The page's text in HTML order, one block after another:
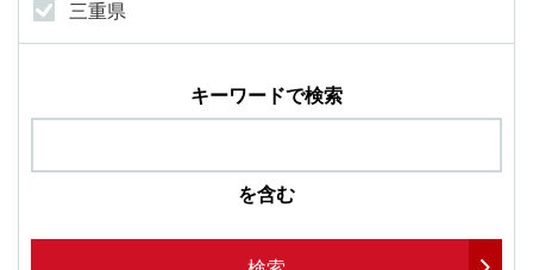
三重県
キーワードで検索
を含む